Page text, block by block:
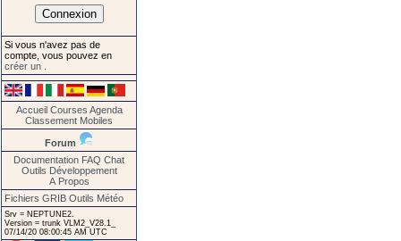
Si vous n'avez pas de
compte, vous pouvez en
créer un
Accueil Courses Agenda
Classement Mobiles
Forum
Documentation FAQ Chat
Outils Développement
A Propos
Fichiers GRIB Outils Météo
Srv = NEPTUNE2.
Version = trunk VLM2_V28.1_
07/14/20 08:00:45 AM UTC